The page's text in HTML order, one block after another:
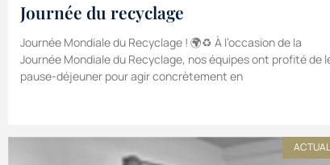
Journée du recyclage
Journée Mondiale du Recyclage ! 🌍♻️ À l’occasion de la
Journée Mondiale du Recyclage, nos équipes ont profité de
pause-déjeuner pour agir concrètement en